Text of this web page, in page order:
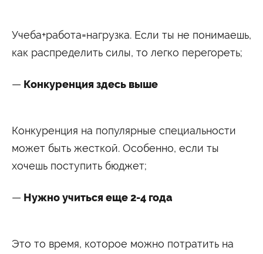
Учеба+работа=нагрузка. Если ты не понимаешь,
как распределить силы, то легко перегореть;
Конкуренция здесь выше
Конкуренция на популярные специальности
может быть жесткой. Особенно, если ты
хочешь поступить бюджет;
Нужно учиться еще 2-4 года
Это то время, которое можно потратить на